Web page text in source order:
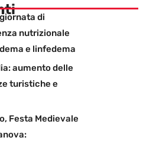
di
nutrizionale
e linfedema
aumento delle
turistiche e
Festa Medievale